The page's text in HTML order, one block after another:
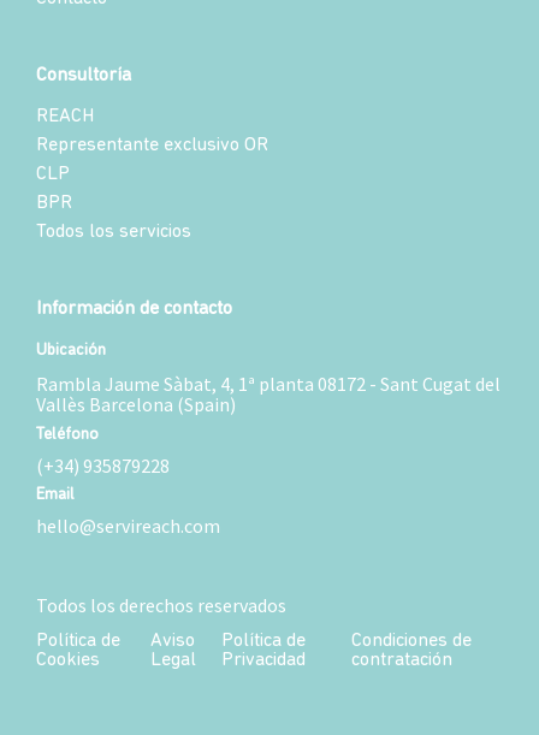
Consultoría
REACH
Representante exclusivo OR
CLP
BPR
Todos los servicios
Información de contacto
Ubicación
Rambla Jaume Sàbat, 4, 1ª planta 08172 - Sant Cugat del
Vallès Barcelona (Spain)
Teléfono
(+34) 935879228
Email
hello@servireach.com
Todos los derechos reservados
Política de
Cookies
Aviso
Legal
Política de
Privacidad
Condiciones de
contratación